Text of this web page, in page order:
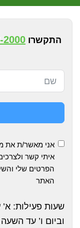
התקשרו 2000
אני מאשר/ת את
איתי קשר
הפרטים שלי
האתר
וביום ו’ עד השעה 15:00